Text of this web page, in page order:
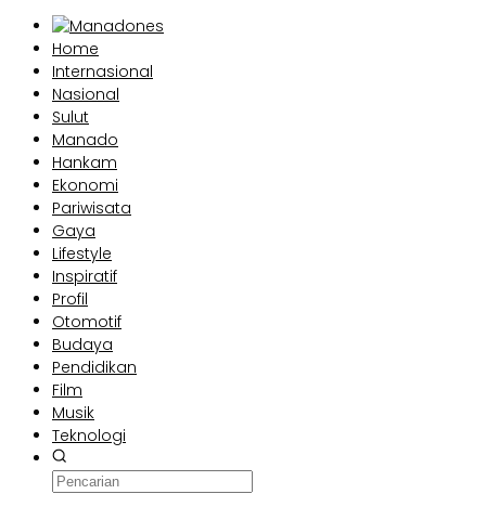
Home
Internasional
Nasional
Sulut
Manado
Hankam
Ekonomi
Pariwisata
Gaya
Lifestyle
Inspiratif
Profil
Otomotif
Budaya
Pendidikan
Film
Musik
Teknologi